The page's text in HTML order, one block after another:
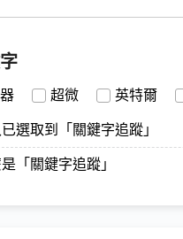
超微 英特爾
選取到「關鍵字追蹤」
「關鍵字追蹤」